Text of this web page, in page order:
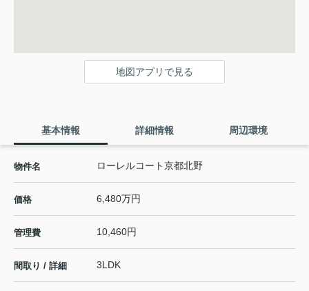
地図アプリで見る
基本情報 詳細情報 周辺環境
物件名 ローレルコート京都北野
価格 6,480万円
管理費 10,460円
間取り / 詳細 3LDK